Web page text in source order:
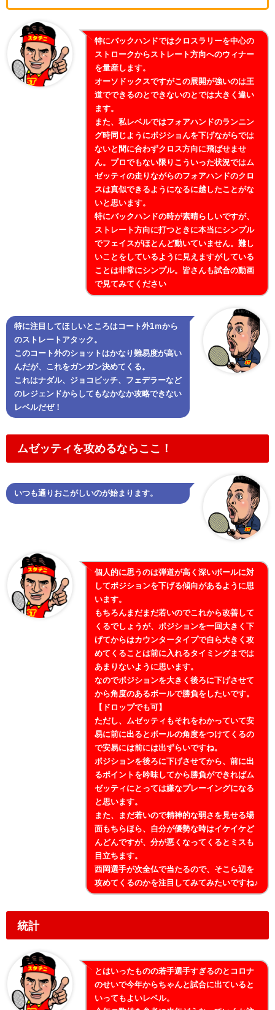
特にバックハンドではクロスラリーを中心の
ストロークからストレート方向へのウィナー
を量産します。
オーソドックスですがこの展開が強いのは王
道でできるのとできないのとでは大きく違い
ます。
また、私レベルではフォアハンドのランニン
グ時同じようにポジショんを下げながらでは
ないと間に合わずクロス方向に飛ばせませ
ん。プロでもない限りこういった状況ではム
ゼッティの走りながらのフォアハンドのクロ
スは真似できるようになるに越したことがな
いと思います。
特にバックハンドの時が素晴らしいですが、
ストレート方向に打つときに本当にシンプル
でフェイスがほとんど動いていません。難し
いことをしているように見えますがしている
ことは非常にシンプル。皆さんも試合の動画
で見てみてください
特に注目してほしいところはコート外1ｍから
のストレートアタック。
このコート外のショットはかなり難易度が高い
んだが、これをガンガン決めてくる。
これはナダル、ジョコビッチ、フェデラーなど
のレジェンドからしてもなかなか攻略できない
レベルだぜ！
ムゼッティを攻めるならここ！
いつも通りおこがしいのが始まります。
個人的に思うのは弾道が高く深いボールに対
してポジションを下げる傾向があるように思
います。
もちろんまだまだ若いのでこれから改善して
くるでしょうが、ポジションを一回大きく下
げてからはカウンタータイプで自ら大きく攻
めてくることは前に入れるタイミングまでは
あまりないように思います。
なのでポジションを大きく後ろに下げさせて
から角度のあるボールで勝負をしたいです。
【ドロップでも可】
ただし、ムゼッティもそれをわかっていて安
易に前に出るとボールの角度をつけてくるの
で安易には前には出ずらいですね。
ポジションを後ろに下げさせてから、前に出
るポイントを吟味してから勝負ができればム
ゼッティにとっては嫌なプレーイングになる
と思います。
また、まだ若いので精神的な弱さを見せる場
面もちらほら、自分が優勢な時はイケイケど
んどんですが、分が悪くなってくるとミスも
目立ちます。
西岡選手が次全仏で当たるので、そこら辺を
攻めてくるのかを注目してみてみたいですね♪
統計
とはいったものの若手選手すぎるのとコロナ
のせいで今年からちゃんと試合に出ていると
いってもよいレベル。